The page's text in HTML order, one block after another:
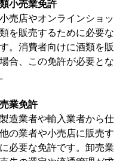
小売業免許
売店やオンラインショッ
を販売するために必要な
。消費者向けに酒類を販
合、この免許が必要とな
業免許
造業者や輸入業者から仕
の業者や小売店に販売す
必要な免許です。卸売業